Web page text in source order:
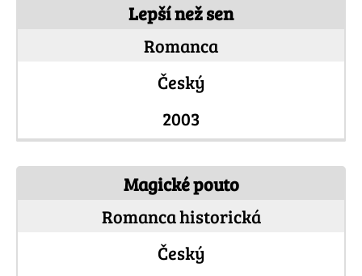
Lepší než sen
Romanca
Český
2003
Magické pouto
Romanca historická
Český